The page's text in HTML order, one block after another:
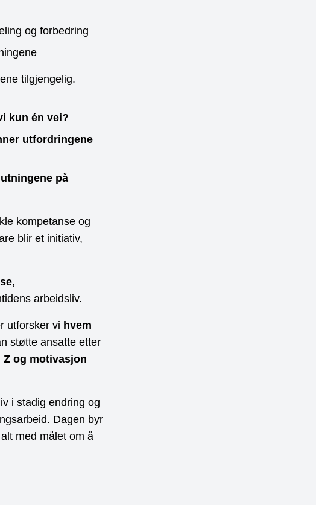
og forbedring
tilgjengelig.
kun én vei?
utfordringene
på
kompetanse og
blir et initiativ,
arbeidsliv.
utforsker vi hvem
støtte ansatte etter
Z og motivasjon
i stadig endring og
Dagen byr
med målet om å